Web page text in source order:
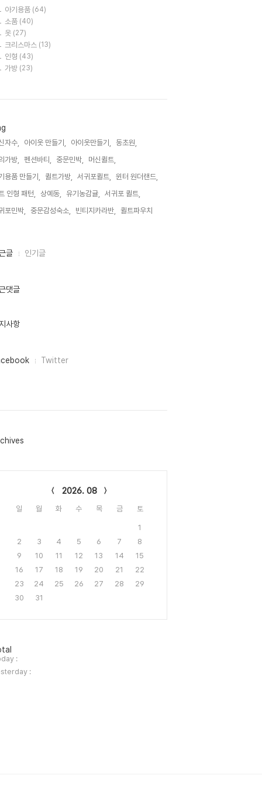
아기용품 (64)
소품 (40)
옷 (27)
크리스마스 (13)
인형 (43)
가방 (23)
자수, 아이옷 만들기, 아이옷만들기,
동초원,
가방,
펜션바티, 중문민박,
머신퀼트,
용품 만들기,
퀼트가방, 서귀포퀼트,
윈터 원더랜드,
인형 패턴,
상예동, 유기농감귤,
서귀포 퀼트,
포민박,
중문감성숙소, 빈티지카라반, 퀼트파우치,
글 인기글
댓글
사항
Twitter
2026. 08
일 월 화 수 목 금 토
1
2
3 4 5 6 7
8
9
10 11 12 13 14
15
16
17 18 19 20 21
22
23
24 25 26 27 28
29
30
31
:
: